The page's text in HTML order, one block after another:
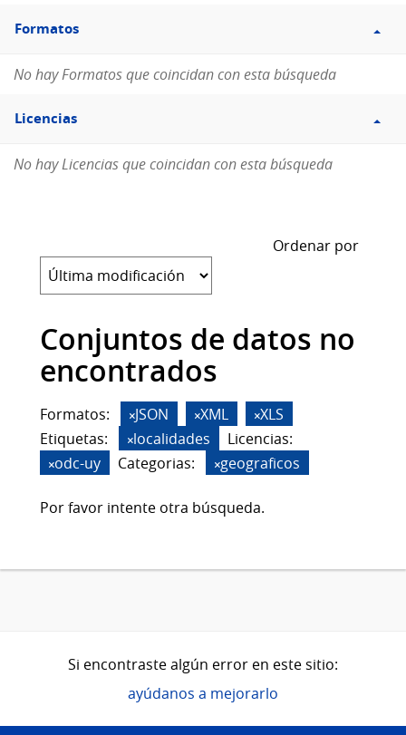
Filtro
Formatos
Formatos
No hay Formatos que coincidan con esta búsqueda
Filtro
Licencias
Licencias
No hay Licencias que coincidan con esta búsqueda
Ordenar por
Conjuntos de datos no
encontrados
Formatos: JSON XML
XLS
Etiquetas:
localidades
Licencias:
odc-uy
Categorias: geograficos
Por favor intente otra búsqueda.
Si encontraste algún error en este sitio:
ayúdanos a mejorarlo